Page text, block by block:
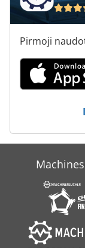
Pirmoji